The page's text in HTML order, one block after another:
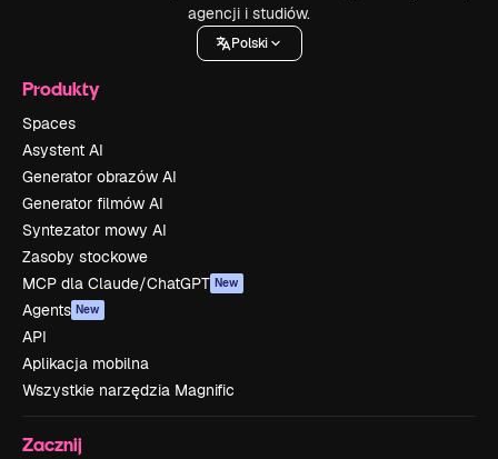
agencji i studiów.
Polski
Produkty
Spaces
Asystent AI
Generator obrazów AI
Generator filmów AI
Syntezator mowy AI
Zasoby stockowe
MCP dla Claude/ChatGPT New
Agents New
API
Aplikacja mobilna
Wszystkie narzędzia Magnific
Zacznij